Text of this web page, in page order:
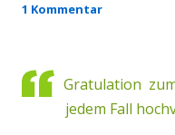
1 Kommentar
Gratulation
jedem Fall